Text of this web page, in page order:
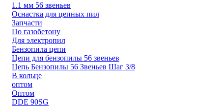
1.1 мм 56 звеньев
Оснастка для цепных пил
Запчасти
По газобетону
Для электропил
Бензопила цепи
Цепи для бензопилы 56 звеньев
Цепь Бензопилы 56 Звеньев Шаг 3/8
В кольце
оптом
Оптом
DDE 90SG